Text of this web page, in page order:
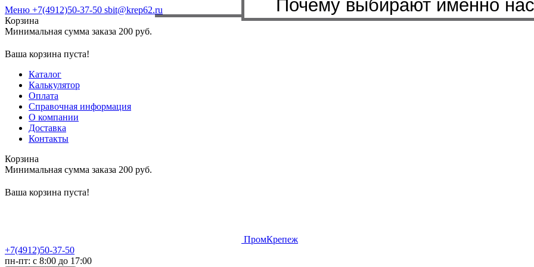
Меню +7(4912)50-37-50 sbit@krep62.ru
Корзина
Минимальная сумма заказа 200 руб.
Ваша корзина пуста!
Каталог
Калькулятор
Оплата
Справочная информация
О компании
Доставка
Контакты
Корзина
Минимальная сумма заказа 200 руб.
Ваша корзина пуста!
ПромКрепеж
+7(4912)50-37-50
пн-пт: с 8:00 до 17:00
Почему выбирают именно